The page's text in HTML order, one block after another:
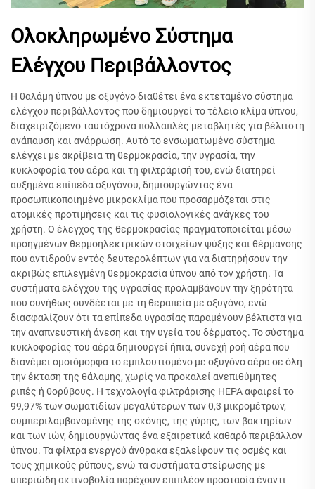
Ολοκληρωμένο Σύστημα
Ελέγχου Περιβάλλοντος
Η θαλάμη ύπνου με οξυγόνο διαθέτει ένα εκτεταμένο σύστημα
ελέγχου περιβάλλοντος που δημιουργεί το τέλειο κλίμα ύπνου,
διαχειριζόμενο ταυτόχρονα πολλαπλές μεταβλητές για βέλτιστη
ανάπαυση και ανάρρωση. Αυτό το ενσωματωμένο σύστημα
ελέγχει με ακρίβεια τη θερμοκρασία, την υγρασία, την
κυκλοφορία του αέρα και τη φιλτράρισή του, ενώ διατηρεί
αυξημένα επίπεδα οξυγόνου, δημιουργώντας ένα
προσωπικοποιημένο μικροκλίμα που προσαρμόζεται στις
ατομικές προτιμήσεις και τις φυσιολογικές ανάγκες του
χρήστη. Ο έλεγχος της θερμοκρασίας πραγματοποιείται μέσω
προηγμένων θερμοηλεκτρικών στοιχείων ψύξης και θέρμανσης
που αντιδρούν εντός δευτερολέπτων για να διατηρήσουν την
ακριβώς επιλεγμένη θερμοκρασία ύπνου από τον χρήστη. Τα
συστήματα ελέγχου της υγρασίας προλαμβάνουν την ξηρότητα
που συνήθως συνδέεται με τη θεραπεία με οξυγόνο, ενώ
διασφαλίζουν ότι τα επίπεδα υγρασίας παραμένουν βέλτιστα για
την αναπνευστική άνεση και την υγεία του δέρματος. Το σύστημα
κυκλοφορίας του αέρα δημιουργεί ήπια, συνεχή ροή αέρα που
διανέμει ομοιόμορφα το εμπλουτισμένο με οξυγόνο αέρα σε όλη
την έκταση της θάλαμης, χωρίς να προκαλεί ανεπιθύμητες
ριπές ή θορύβους. Η τεχνολογία φιλτράρισης HEPA αφαιρεί το
99,97% των σωματιδίων μεγαλύτερων των 0,3 μικρομέτρων,
συμπεριλαμβανομένης της σκόνης, της γύρης, των βακτηρίων
και των ιών, δημιουργώντας ένα εξαιρετικά καθαρό περιβάλλον
ύπνου. Τα φίλτρα ενεργού άνθρακα εξαλείφουν τις οσμές και
τους χημικούς ρύπους, ενώ τα συστήματα στείρωσης με
υπεριώδη ακτινοβολία παρέχουν επιπλέον προστασία έναντι